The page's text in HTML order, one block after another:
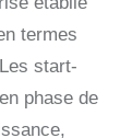
termes
start-
phase de